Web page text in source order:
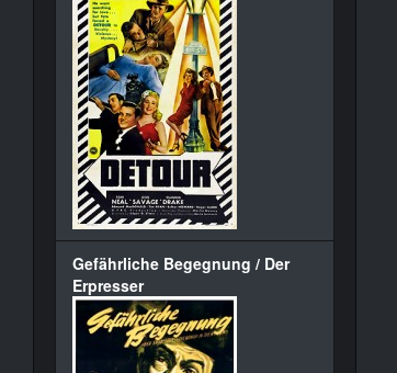
Gefährliche Begegnung / Der
Erpresser